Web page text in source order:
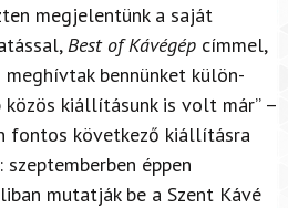
megjelentünk a saját
Best of Kávégép címmel,
meghívtak bennünket külön-
közös kiállításunk is volt már” –
fontos következő kiállításra
éppen
mutatják be a Szent Kávé